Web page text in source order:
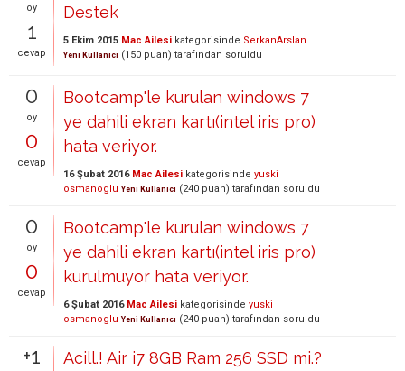
oy
1
cevap
Destek
5 Ekim 2015 Mac Ailesi kategorisinde SerkanArslan
Yeni Kullanıcı (150 puan) tarafından soruldu
0
oy
0
cevap
Bootcamp'le kurulan windows 7
ye dahili ekran kartı(intel iris pro)
hata veriyor.
16 Şubat 2016 Mac Ailesi kategorisinde yuski
osmanoglu Yeni Kullanıcı (240 puan) tarafından soruldu
0
oy
0
cevap
Bootcamp'le kurulan windows 7
ye dahili ekran kartı(intel iris pro)
kurulmuyor hata veriyor.
6 Şubat 2016 Mac Ailesi kategorisinde yuski
osmanoglu Yeni Kullanıcı (240 puan) tarafından soruldu
+1
Acill.! Air i7 8GB Ram 256 SSD mi.?